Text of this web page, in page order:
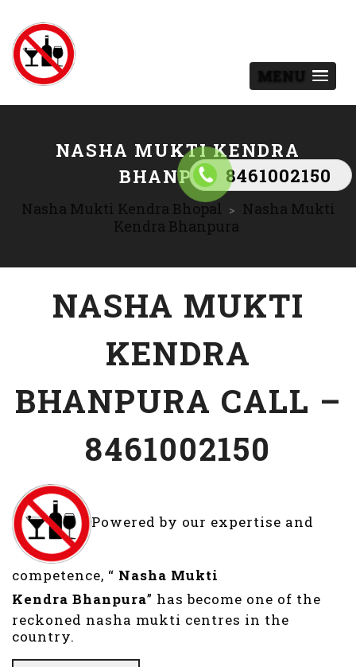
8461002150
MENU
NASHA MUKTI KENDRA
BHANPURA
Nasha Mukti Kendra Bhopal > Nasha Mukti
Kendra Bhanpura
NASHA MUKTI
KENDRA
BHANPURA CALL –
8461002150
Powered by our expertise and
competence, “ Nasha Mukti
Kendra Bhanpura” has become one of the
reckoned nasha mukti centres in the
country.